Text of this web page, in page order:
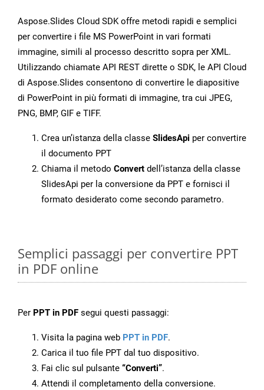
Aspose.Slides Cloud SDK offre metodi rapidi e semplici
per convertire i file MS PowerPoint in vari formati
immagine, simili al processo descritto sopra per XML.
Utilizzando chiamate API REST dirette o SDK, le API Cloud
di Aspose.Slides consentono di convertire le diapositive
di PowerPoint in più formati di immagine, tra cui JPEG,
PNG, BMP, GIF e TIFF.
Crea un’istanza della classe SlidesApi per convertire
il documento PPT
Chiama il metodo Convert dell’istanza della classe
SlidesApi per la conversione da PPT e fornisci il
formato desiderato come secondo parametro.
Semplici passaggi per convertire PPT
in PDF online
Per PPT in PDF segui questi passaggi:
Visita la pagina web PPT in PDF.
Carica il tuo file PPT dal tuo dispositivo.
Fai clic sul pulsante “Converti”.
Attendi il completamento della conversione.